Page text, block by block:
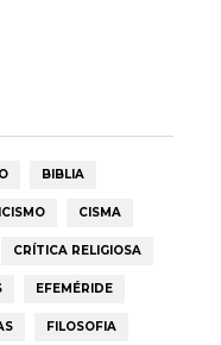
BIBLIA
CISMA
CRÍTICA RELIGIOSA
EFEMÉRIDE
FILOSOFIA